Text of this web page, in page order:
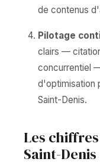
de contenus
Pilotage
clairs —
concurrentiel
d'optimisation
Saint-Denis.
Les
Saint-Denis